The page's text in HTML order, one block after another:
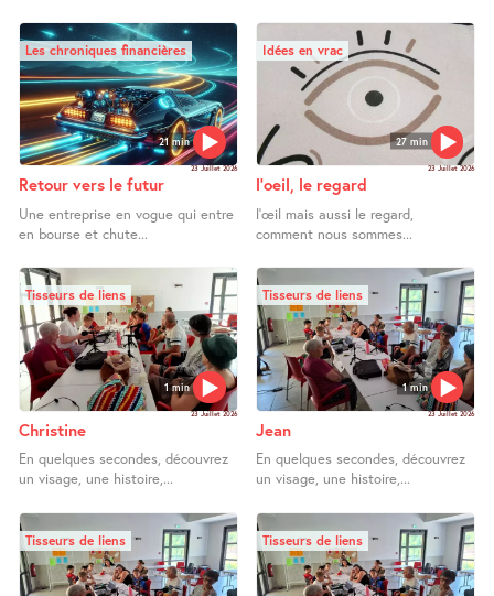
21 min
Les chroniques financières
23 Juillet 2026
Retour vers le futur
Une entreprise en vogue qui entre
en bourse et chute...
27 min
Idées en vrac
23 Juillet 2026
l’oeil, le regard
l’œil mais aussi le regard,
comment nous sommes...
1 min
Tisseurs de liens
23 Juillet 2026
Christine
En quelques secondes, découvrez
un visage, une histoire,...
1 min
Tisseurs de liens
23 Juillet 2026
Jean
En quelques secondes, découvrez
un visage, une histoire,...
Tisseurs de liens Tisseurs de liens